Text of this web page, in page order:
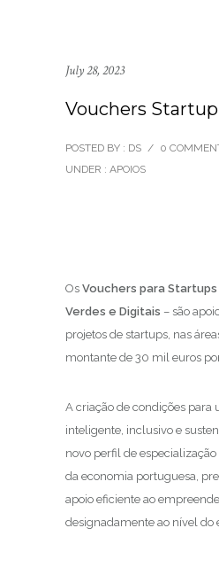
July 28, 2023
Vouchers Startup
POSTED BY : DS / 0
UNDER : APOIOS
Os Vouchers para
Verdes e Digitais – são
projetos de startups, nas
montante de 30 mil euros
A criação de condições para
inteligente, inclusivo e
novo perfil de
da economia portuguesa,
apoio eficiente ao
designadamente ao nível do